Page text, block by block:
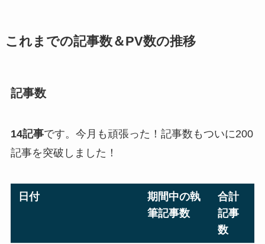
これまでの記事数＆PV数の推移
記事数
14記事です。今月も頑張った！記事数もついに200
記事を突破しました！
日付
期間中の執
筆記事数
合計
記事
数